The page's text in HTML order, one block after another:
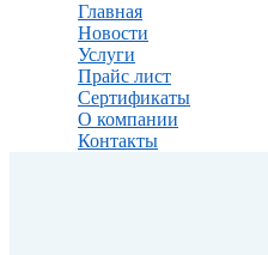
Главная
Новости
Услуги
Прайс лист
Сертификаты
О компании
Контакты